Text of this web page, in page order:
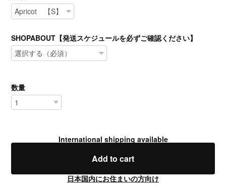
SHOPABOUT【発送スケジュールを必ずご確認ください】
数量
International shipping available
Add to cart
日本国内にお住まいの方向け